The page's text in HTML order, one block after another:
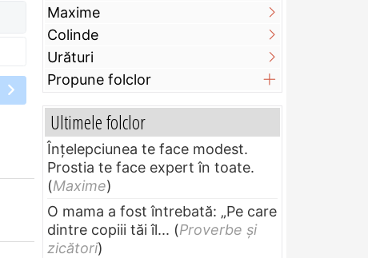
Maxime
Colinde
Urături
Propune folclor
Ultimele folclor
Înțelepciunea te face modest.
Prostia te face expert în toate.
(Maxime)
O mama a fost întrebată: „Pe care
dintre copiii tăi îl... (Proverbe și
zicători)